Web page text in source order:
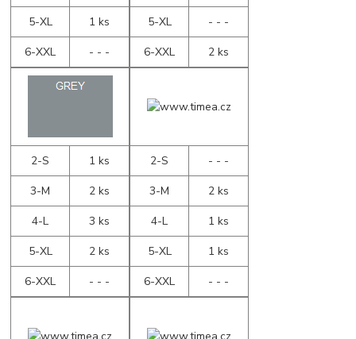
5-XL
1 ks
6-XXL
- - -
5-XL
- - -
6-XXL
2 ks
2-S
1 ks
3-M
2 ks
4-L
3 ks
5-XL
2 ks
6-XXL
- - -
2-S
- - -
3-M
2 ks
4-L
1 ks
5-XL
1 ks
6-XXL
- - -